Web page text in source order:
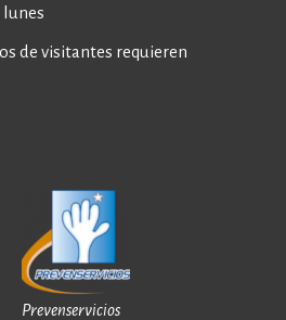
lunes
de visitantes requieren
Prevenservicios